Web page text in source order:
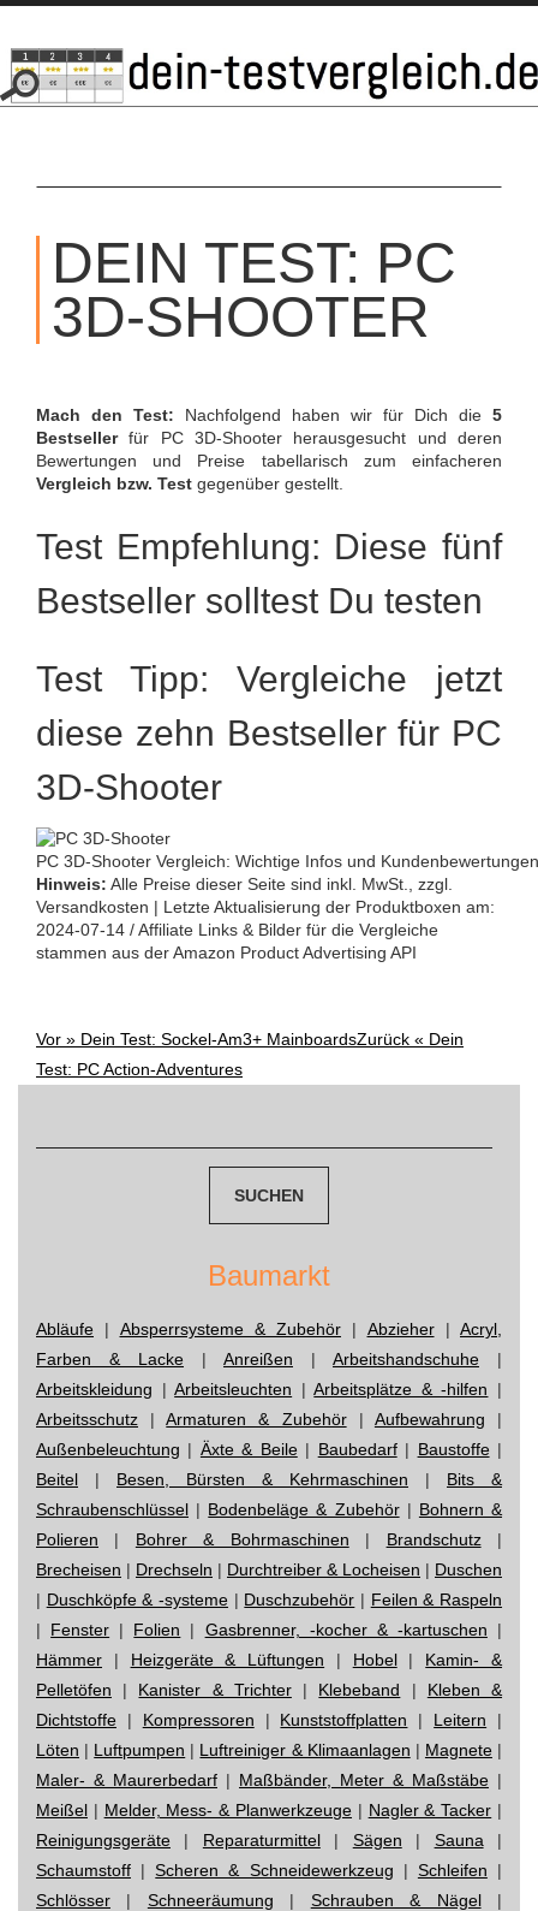
SKIP
CONTENT
DEIN TEST: PC
3D-SHOOTER
Mach den Test: Nachfolgend haben wir für Dich die 5
Bestsellerfür PC 3D-Shooter herausgesucht und deren
Bewertungen und Preise tabellarisch zum einfacheren
Vergleich bzw. Test gegenüber gestellt.
Test Empfehlung: Diese fünf
Bestseller solltest Du testen
Test Tipp: Vergleiche jetzt
diese zehn Bestseller für PC
3D-Shooter
PC 3D-Shooter Vergleich: Wichtige Infos und
Hinweis: Alle Preise dieser Seite sind inkl. MwSt., zzgl.
Versandkosten | Letzte Aktualisierung der Produktboxen am:
2024-07-14 / Affiliate Links & Bilder für die Vergleiche
stammen aus der Amazon Product Advertising API
Post
Vor » Dein Test: Sockel-Am3+ MainboardsZurück « Dein
Test: PC Action-Adventures
Baumarkt
Abläufe | Absperrsysteme & Zubehör | Abzieher| Acryl,
Farben & Lacke | Anreißen | Arbeitshandschuhe |
Arbeitskleidung |Arbeitsleuchten |Arbeitsplätze & -hilfen |
Arbeitsschutz |Armaturen & Zubehör| Aufbewahrung |
Außenbeleuchtung | Äxte & Beile| Baubedarf| Baustoffe|
Beitel | Besen, Bürsten & Kehrmaschinen | Bits &
Schraubenschlüssel | Bodenbeläge & Zubehör| Bohnern &
Polieren | Bohrer & Bohrmaschinen | Brandschutz|
Brecheisen | Drechseln | Durchtreiber & Locheisen | Duschen
| Duschköpfe & -systeme | Duschzubehör | Feilen & Raspeln
| Fenster | Folien | Gasbrenner, -kocher & -kartuschen |
Hämmer | Heizgeräte & Lüftungen | Hobel| Kamin- &
Pelletöfen | Kanister & Trichter| Klebeband | Kleben &
Dichtstoffe | Kompressoren | Kunststoffplatten | Leitern |
Löten | Luftpumpen | Luftreiniger & Klimaanlagen | Magnete|
Maler- & Maurerbedarf | Maßbänder, Meter & Maßstäbe |
Meißel | Melder, Mess- & Planwerkzeuge | Nagler & Tacker |
Reinigungsgeräte | Reparaturmittel| Sägen | Sauna |
Schaumstoff |Scheren & Schneidewerkzeug | Schleifen |
Schlösser | Schneeräumung | Schrauben & Nägel|